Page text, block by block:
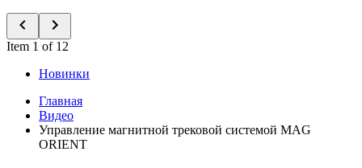
Item 1 of 12
Новинки
Главная
Видео
Управление магнитной трековой системой MAG
ORIENT